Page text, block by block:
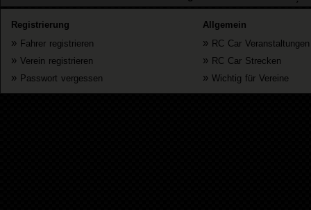
Registrierung
» Fahrer registrieren
» Verein registrieren
» Passwort vergessen
Allgemein
» RC Car Veranstaltungen
» RC Car Strecken
» Wichtig für Vereine